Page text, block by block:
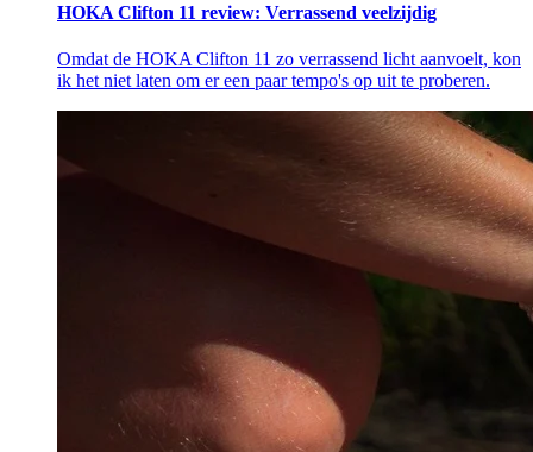
HOKA Clifton 11 review: Verrassend veelzijdig
Omdat de HOKA Clifton 11 zo verrassend licht aanvoelt, kon
ik het niet laten om er een paar tempo's op uit te proberen.